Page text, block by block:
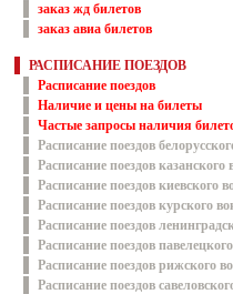
заказ жд билетов
заказ авиа билетов
РАСПИСАНИЕ ПОЕЗДОВ
Расписание поездов
Наличие и цены на билеты
Частые запросы наличия
Расписание поездов
Расписание поездов казанского
Расписание поездов киевского
Расписание поездов курского
Расписание поездов
Расписание поездов
Расписание поездов рижского
Расписание поездов